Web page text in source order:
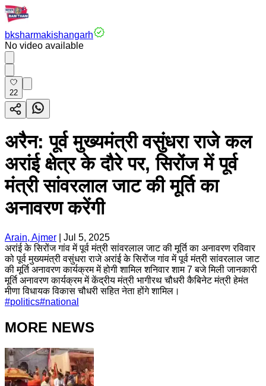
bksharmakishangarh
No video available
22
अरैन: पूर्व मुख्यमंत्री वसुंधरा राजे कल
अरांई क्षेत्र के दौरे पर, सिरोंज में पूर्व
मंत्री सांवरलाल जाट की मूर्ति का
अनावरण करेंगी
Arain, Ajmer
Jul 5, 2025
अरांई के सिरोंज गांव में पूर्व मंत्री सांवरलाल जाट की मूर्ति का अनावरण रविवार
को पूर्व मुख्यमंत्री वसुंधरा राजे अरांई के सिरोंज गांव में पूर्व मंत्री सांवरलाल जाट
की मूर्ति अनावरण कार्यक्रम में होगी शामिल शनिवार शाम 7 बजे मिली जानकारी
मूर्ति अनावरण कार्यक्रम में केंद्रीय मंत्री भागीरथ चौधरी कैबिनेट मंत्री हेमंत
मीणा विधायक विकास चौधरी सहित नेता होंगे शामिल।
#politics#national
MORE NEWS